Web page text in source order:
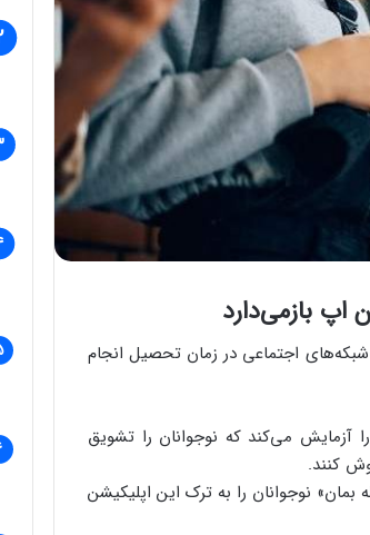
اپ بازمی‌دارد
شبکه‌های اجتماعی در زمان تحصیل انجام
آزمایش می‌کند که نوجوانان را تشویق
کنند.
نوجوانان را به ترک این اپلیکیشن